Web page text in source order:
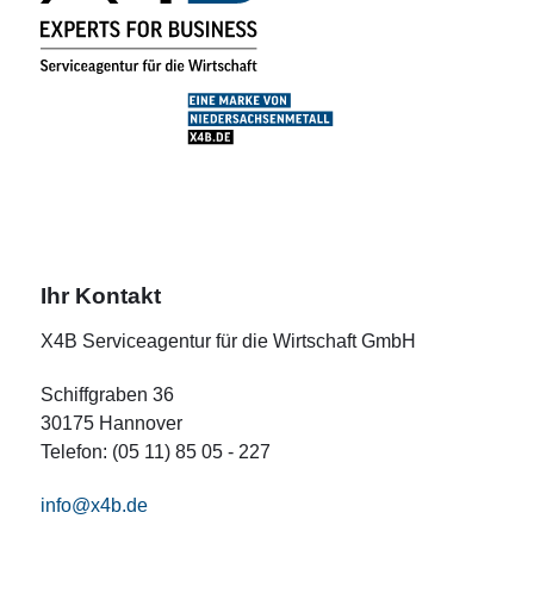
Ihr Kontakt
X4B Serviceagentur für die Wirtschaft GmbH
Schiffgraben 36
30175 Hannover
Telefon: (05 11) 85 05 - 227
info@x4b.de